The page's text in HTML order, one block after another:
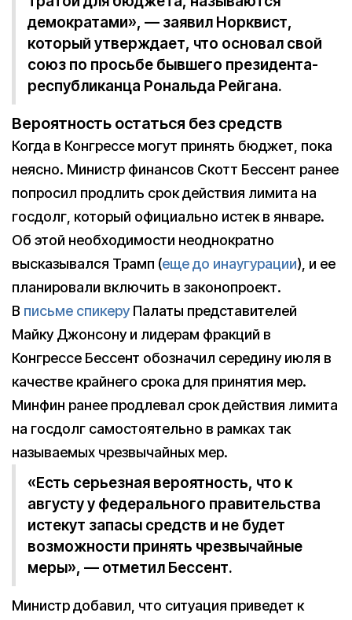
демократами», — заявил Норквист,
который утверждает, что основал свой
союз по просьбе бывшего президента-
республиканца Рональда Рейгана.
Вероятность остаться без средств
Когда в Конгрессе могут принять бюджет, пока
неясно. Министр финансов Скотт Бессент ранее
попросил продлить срок действия лимита на
госдолг, который официально истек в январе.
Об этой необходимости неоднократно
высказывался Трамп (еще до инаугурации), и ее
планировали включить в законопроект.
В письме спикеру Палаты представителей
Майку Джонсону и лидерам фракций в
Конгрессе Бессент обозначил середину июля в
качестве крайнего срока для принятия мер.
Минфин ранее продлевал срок действия лимита
на госдолг самостоятельно в рамках так
называемых чрезвычайных мер.
«Есть серьезная вероятность, что к
августу у федерального правительства
истекут запасы средств и не будет
возможности принять чрезвычайные
меры», — отметил Бессент.
Министр добавил, что ситуация приведет к